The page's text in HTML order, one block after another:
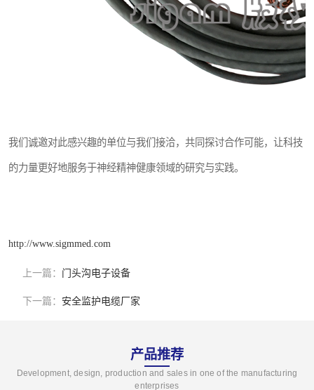
我们诚邀对此感兴趣的单位与我们接洽，共同探讨合作可能，让科技
的力量更好地服务于神经精神健康领域的研究与实践。
http://www.sigmmed.com
上一篇： 门头沟电子设备
下一篇： 安全监护电缆厂家
产品推荐
Development, design, production and sales in one of the manufacturing
enterprises